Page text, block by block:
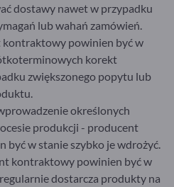
dostawy nawet w przypadku
lub wahań zamówień.
kontraktowy powinien być w
korekt
zwiększonego popytu lub
określonych
produkcji - producent
w stanie szybko je wdrożyć.
kontraktowy powinien być w
dostarcza produkty na